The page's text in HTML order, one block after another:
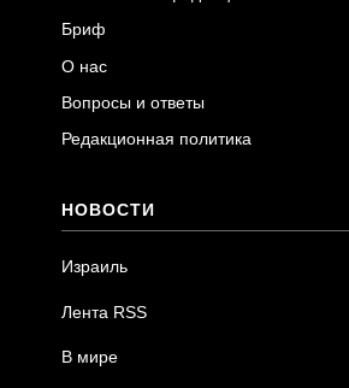
Бриф
О нас
Вопросы и ответы
Редакционная политика
НОВОСТИ
Израиль
Лента RSS
В мире